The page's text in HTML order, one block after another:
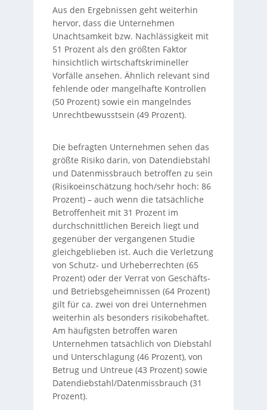
Aus den Ergebnissen geht weiterhin
hervor, dass die Unternehmen
Unachtsamkeit bzw. Nachlässigkeit mit
51 Prozent als den größten Faktor
hinsichtlich wirtschaftskrimineller
Vorfälle ansehen. Ähnlich relevant sind
fehlende oder mangelhafte Kontrollen
(50 Prozent) sowie ein mangelndes
Unrechtbewusstsein (49 Prozent).
Die befragten Unternehmen sehen das
größte Risiko darin, von Datendiebstahl
und Datenmissbrauch betroffen zu sein
(Risikoeinschätzung hoch/sehr hoch: 86
Prozent) – auch wenn die tatsächliche
Betroffenheit mit 31 Prozent im
durchschnittlichen Bereich liegt und
gegenüber der vergangenen Studie
gleichgeblieben ist. Auch die Verletzung
von Schutz- und Urheberrechten (65
Prozent) oder der Verrat von Geschäfts-
und Betriebsgeheimnissen (64 Prozent)
gilt für ca. zwei von drei Unternehmen
weiterhin als besonders risikobehaftet.
Am häufigsten betroffen waren
Unternehmen tatsächlich von Diebstahl
und Unterschlagung (46 Prozent), von
Betrug und Untreue (43 Prozent) sowie
Datendiebstahl/Datenmissbrauch (31
Prozent).